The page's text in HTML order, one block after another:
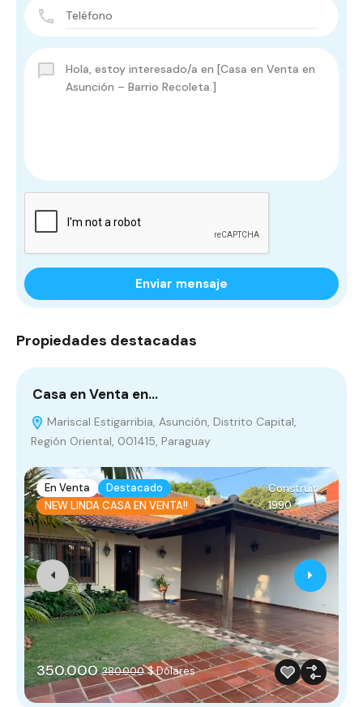
Enviar mensaje
Propiedades destacadas
Casa en Venta en…
Mariscal Estigarribia, Asunción, Distrito Capital,
Región Oriental, 001415, Paraguay
En Venta
Destacado
NEW LINDA CASA EN VENTA!!
Construir
1990
350.000 380.000 $ Dólares